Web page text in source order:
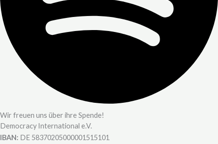
Wir freuen uns über ihre Spende!
Democracy International e.V.
IBAN: DE 58370205000001515101